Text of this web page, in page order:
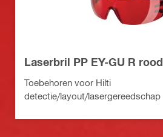
Laserbril PP EY-GU R rood
Toebehoren voor Hilti
detectie/layout/lasergereedschap